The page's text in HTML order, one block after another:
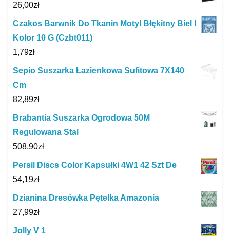
26,00zł
Czakos Barwnik Do Tkanin Motyl Błękitny Biel I
Kolor 10 G (Czbt011)
1,79zł
Sepio Suszarka Łazienkowa Sufitowa 7X140
Cm
82,89zł
Brabantia Suszarka Ogrodowa 50M
Regulowana Stal
508,90zł
Persil Discs Color Kapsułki 4W1 42 Szt De
54,19zł
Dzianina Dresówka Pętelka Amazonia
27,99zł
Jolly V 1